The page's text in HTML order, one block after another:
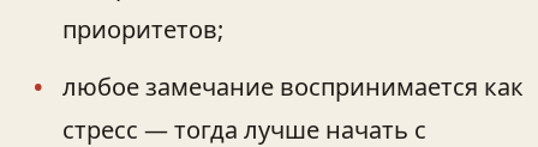
приоритетов;
любое замечание воспринимается как
стресс — тогда лучше начать с